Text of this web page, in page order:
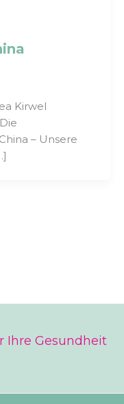
Kirwel
– Unsere
Ihre Gesundheit